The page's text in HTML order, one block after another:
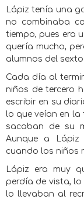
Lápiz tenía una
no combinaba
tiempo, pues era
quería mucho,
alumnos del
Cada día al
niños de tercero
escribir en su
lo que veían en la
sacaban de su
Aunque a Lápiz
cuando los niños
Lápiz era muy
perdía de vista,
lo llevaban al